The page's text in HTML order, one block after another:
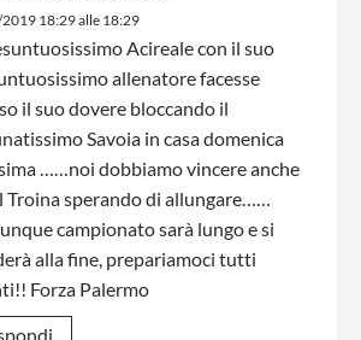
18:29 alle 18:29
Acireale con il suo
allenatore facesse
il suo dovere bloccando il
Savoia in casa domenica
……noi dobbiamo vincere anche
Troina sperando di allungare……
campionato sarà lungo e si
alla fine, prepariamoci tutti
Forza Palermo